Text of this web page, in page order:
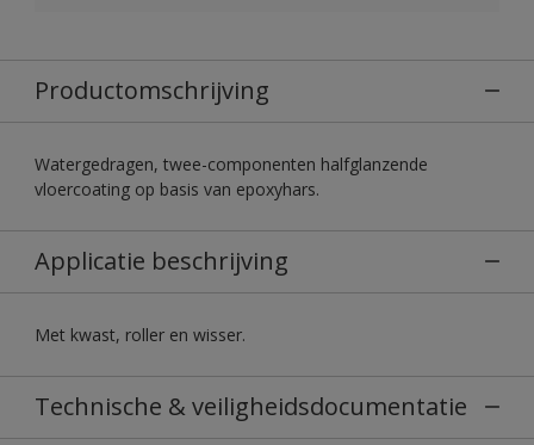
Productomschrijving
Watergedragen, twee-componenten halfglanzende
vloercoating op basis van epoxyhars.
Applicatie beschrijving
Met kwast, roller en wisser.
Technische & veiligheidsdocumentatie